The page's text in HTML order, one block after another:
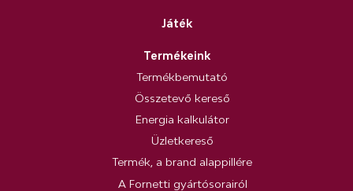
Játék
Termékeink
Termékbemutató
Összetevő kereső
Energia kalkulátor
Üzletkereső
Termék, a brand alappillére
A Fornetti gyártósorairól